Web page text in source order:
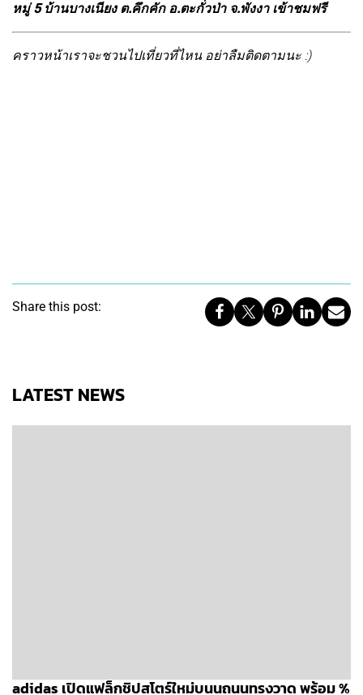
หมู่ 5 บ้านบางเนียง ต.คึกคัก อ.ตะกั่วป่า จ.พังงา เข้าชมฟรี
คราวหน้าเราจะชวนไปเที่ยวที่ไหน อย่าลืมติดตามนะ :)
Share this post:
LATEST NEWS
adidas เปิดแฟล็กชิปสโตร์ใหม่บนนถนนทรงวาด พร้อม %